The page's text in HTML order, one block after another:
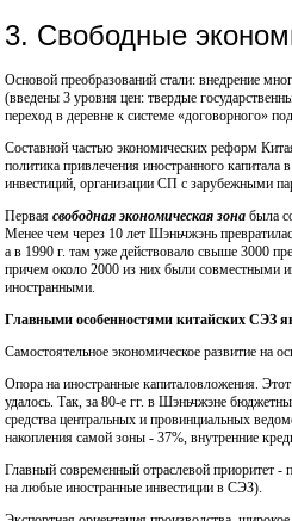
3. Свободные
Основой преобразований стали: внедрение
(введены 3 уровня цен: твердые
переход в деревне к системе «договорного»
Составной частью экономических реформ
политика привлечения иностранного
инвестиций, организации СП с зарубежными
Первая свободная экономическая зона была
Менее чем через 10 лет Шэньчжэнь
а в 1990 г. там уже действовало свыше 3000
причем около 2000 из них были совместными
иностранными.
Главными особенностями китайских СЭЗ
Самостоятельное экономическое развитие на
Опора на иностранные капиталовложения.
удалось. Так, за 80-е гг. в Шэньчжэне
средства центральных и провинциальных
накопления самой зоны - 37%, внутренние
Главный современный отраслевой приоритет
на любые иностранные инвестиции в СЭЗ).